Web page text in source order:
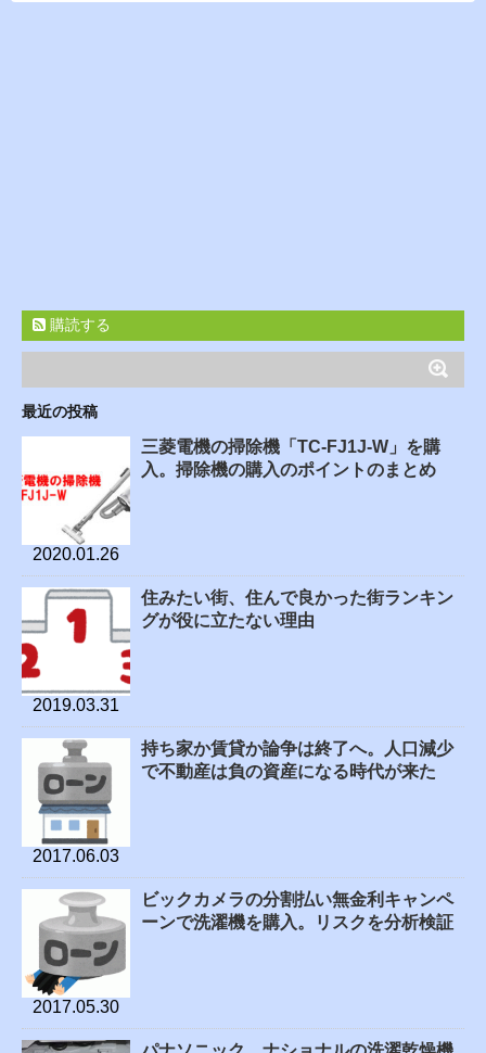
購読する
最近の投稿
2020.01.26
三菱電機の掃除機「TC-FJ1J-W」を購
入。掃除機の購入のポイントのまとめ
2019.03.31
住みたい街、住んで良かった街ランキン
グが役に立たない理由
2017.06.03
持ち家か賃貸か論争は終了へ。人口減少
で不動産は負の資産になる時代が来た
2017.05.30
ビックカメラの分割払い無金利キャンペ
ーンで洗濯機を購入。リスクを分析検証